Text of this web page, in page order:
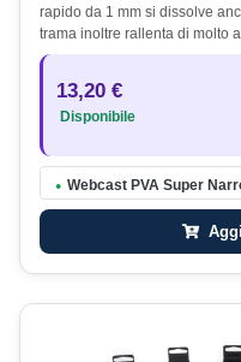
rapido da 1 mm si dissolve
trama inoltre rallenta di molto
13,20 €
Disponibile
● Webcast PVA Super